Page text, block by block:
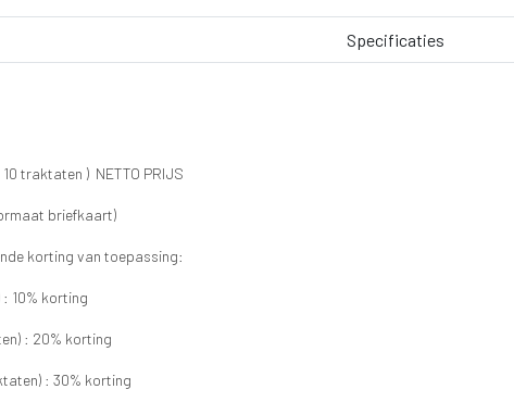
Specificaties
traktaten ) NETTO PRIJS
briefkaart)
korting van toepassing:
10% korting
: 20% korting
: 30% korting